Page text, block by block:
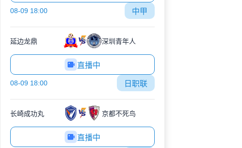
08-09 18:00 中甲
延边龙鼎 深圳青年人
直播中
08-09 18:00 日职联
长崎成功丸 京都不死鸟
直播中